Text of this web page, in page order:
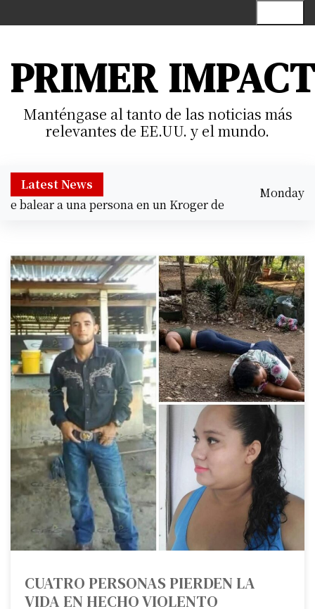
k
PRIMER
Manténgase al tanto de las noticias más
relevantes de EE.UU. y el mundo.
Latest News
a una persona en un Kroger de Cypress |
Prisión
Monday
CUATRO PERSONAS PIERDEN LA
VIDA EN HECHO VIOLENTO